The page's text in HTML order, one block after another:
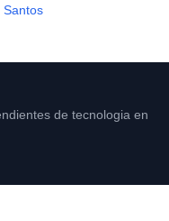
Santos
de tecnologia en